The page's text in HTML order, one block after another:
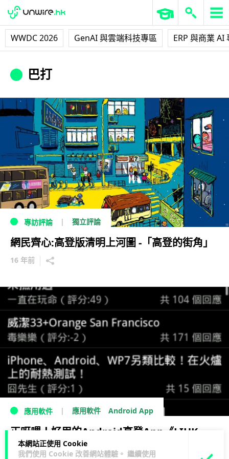
WWDC 2026 GenAI 與雲端科技專區 ERP 與商業 AI
本網站正使用 Cookie
我們使用 Cookie 改善網站體驗。 繼續使用
巴打
專訪評論 獨立評論
網民齊心:高登版清明上河圖 -「高登的街角」
16 年前
應用軟件 應用軟件 Android App
正呀喂！好用的Android高登App《LIHK
HKGolden》